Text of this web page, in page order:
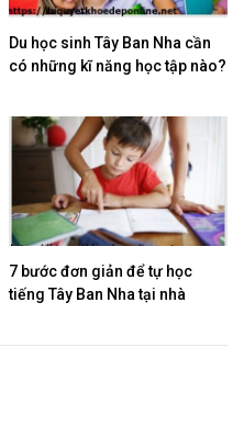
Du học sinh Tây Ban Nha cần
có những kĩ năng học tập nào?
7 bước đơn giản để tự học
tiếng Tây Ban Nha tại nhà